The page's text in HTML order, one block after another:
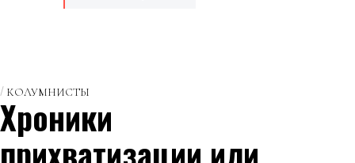
КОЛУМНИСТЫ
Хроники
прихватизации или